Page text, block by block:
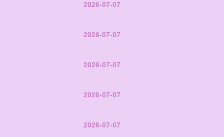
2026-07-07
2026-07-07
2026-07-07
2026-07-07
2026-07-07